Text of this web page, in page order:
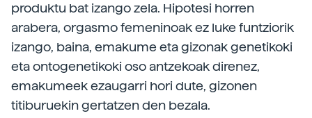
produktu bat izango zela. Hipotesi horren
arabera, orgasmo femeninoak ez luke funtziorik
izango, baina, emakume eta gizonak genetikoki
eta ontogenetikoki oso antzekoak direnez,
emakumeek ezaugarri hori dute, gizonen
titiburuekin gertatzen den bezala.